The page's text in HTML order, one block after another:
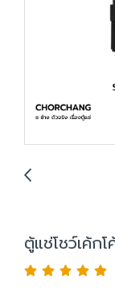
ตู้แช่โชว์เค้ก